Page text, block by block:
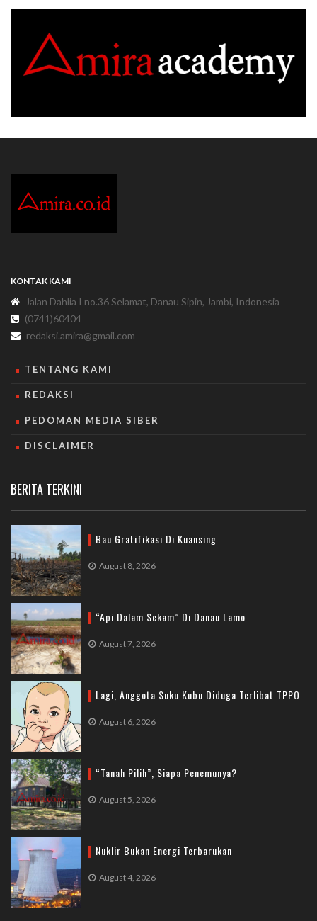
KONTAK KAMI
Jalan Dahlia I no.36 Selamat, Danau Sipin, Jambi, Indonesia
(0741)60404
redaksi.amira@gmail.com
TENTANG KAMI
REDAKSI
PEDOMAN MEDIA SIBER
DISCLAIMER
BERITA TERKINI
Bau Gratifikasi Di Kuansing
August 8, 2026
“Api Dalam Sekam” Di Danau Lamo
August 7, 2026
Lagi, Anggota Suku Kubu Diduga Terlibat TPPO
August 6, 2026
“Tanah Pilih”, Siapa Penemunya?
August 5, 2026
Nuklir Bukan Energi Terbarukan
August 4, 2026